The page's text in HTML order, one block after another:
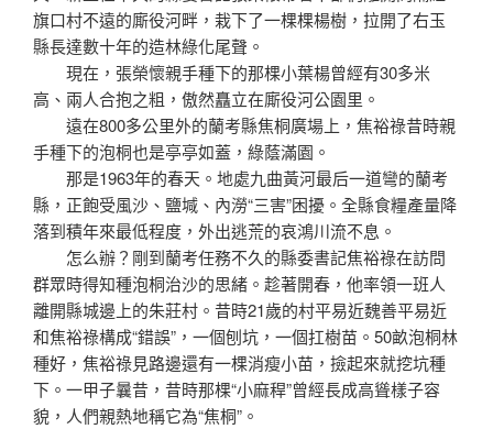
旗口村不遠的廝役河畔，栽下了一棵棵楊樹，拉開了右玉
縣長達數十年的造林綠化尾聲。
現在，張榮懷親手種下的那棵小葉楊曾經有30多米
高、兩人合抱之粗，傲然矗立在廝役河公園里。
遠在800多公里外的蘭考縣焦桐廣場上，焦裕祿昔時親
手種下的泡桐也是亭亭如蓋，綠蔭滿園。
那是1963年的春天。地處九曲黃河最后一道彎的蘭考
縣，正飽受風沙、鹽堿、內澇“三害”困擾。全縣食糧產量降
落到積年來最低程度，外出逃荒的哀鴻川流不息。
怎么辦？剛到蘭考任務不久的縣委書記焦裕祿在訪問
群眾時得知種泡桐治沙的思緒。趁著開春，他率領一班人
離開縣城邊上的朱莊村。昔時21歲的村平易近魏善平易近
和焦裕祿構成“錯誤”，一個刨坑，一個扛樹苗。50畝泡桐林
種好，焦裕祿見路邊還有一棵消瘦小苗，撿起來就挖坑種
下。一甲子曩昔，昔時那棵“小麻稈”曾經長成高聳樣子容
貌，人們親熱地稱它為“焦桐”。